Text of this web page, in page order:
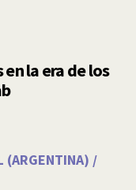
la era de los
(ARGENTINA) /